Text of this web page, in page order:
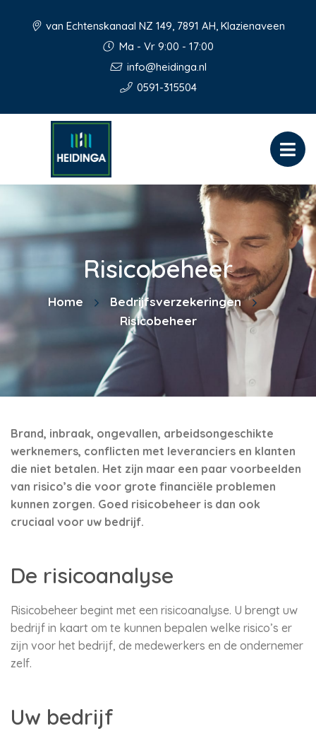
van Echtenskanaal NZ 149, 7891 AH, Klazienaveen
Ma - Vr 9:00 - 17:00
info@heidinga.nl
0591-315504
Risicobeheer
Home
Bedrijfsverzekeringen
Risicobeheer
Brand, inbraak, ongevallen, arbeidsongeschikte
werknemers, conflicten met leveranciers en klanten
die niet betalen. Het zijn maar een paar voorbeelden
van risico’s die voor grote financiële problemen
kunnen zorgen. Goed risicobeheer is dan ook
cruciaal voor uw bedrijf.
De risicoanalyse
Risicobeheer begint met een risicoanalyse. U brengt uw
bedrijf in kaart om te kunnen bepalen welke risico’s er
zijn voor het bedrijf, de medewerkers en de ondernemer
zelf.
Uw bedrijf